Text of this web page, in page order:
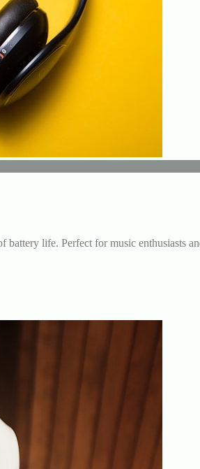
life. Perfect for music enthusiasts